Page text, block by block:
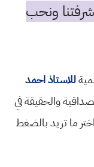
ونحب
للاستاذ احمد
والحقيقة في
ما تريد بالضغط